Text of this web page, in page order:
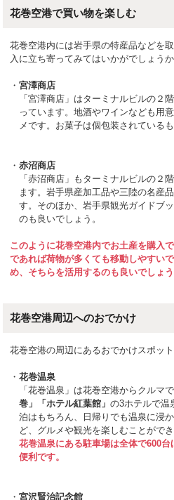
花巻空港で買い物を楽しむ
花巻空港内には岩手県の特産品などを
入に立ち寄ってみてはいかがでしょうか
宮澤商店
「宮澤商店」はターミナルビルの２
っています。地酒やワインなども用
メです。お菓子は個包装されている
赤沼商店
「赤沼商店」もターミナルビルの２
ます。岩手県産加工品や三陸の名産
す。そのほか、岩手県観光ガイドブ
のも良いでしょう。
このように花巻空港内でお土産を購入
であれば荷物が多くても移動しやすい
め、そちらを活用するのも良いでしょう
花巻空港周辺へのおでかけ
花巻空港の周辺にあるおでかけスポット
花巻温泉
「花巻温泉」は花巻空港からクルマ
巻」「ホテル紅葉館」 の3ホテルで温
泊はもちろん、日帰りでも温泉に浸
ど、グルメや観光を楽しむことがで
花巻温泉にある駐車場は全体で600
便利です。
宮沢賢治記念館